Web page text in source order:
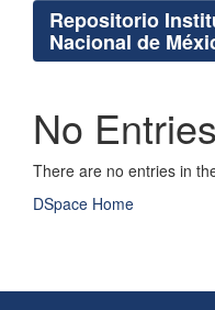
Repositorio
Nacional de
No
There are no entries in
DSpace Home